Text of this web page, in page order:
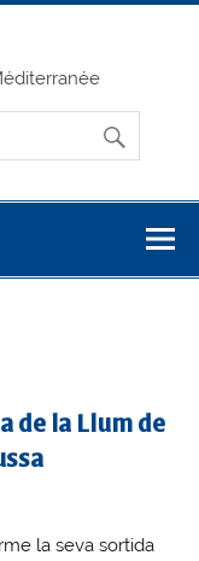
de la Llum de
la seva sortida